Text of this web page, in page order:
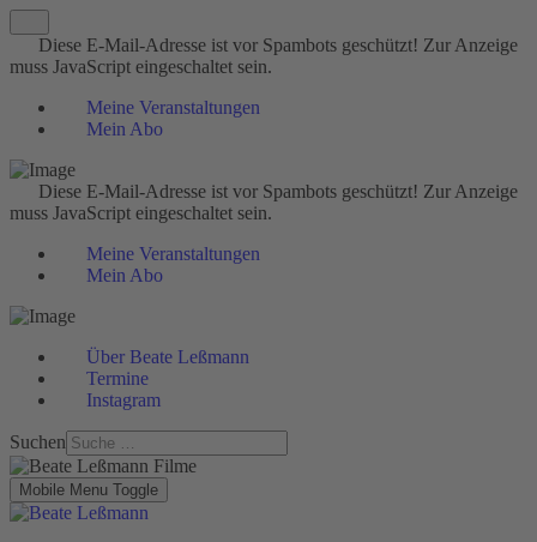
Diese E-Mail-Adresse ist vor Spambots geschützt! Zur Anzeige
muss JavaScript eingeschaltet sein.
Meine Veranstaltungen
Mein Abo
Diese E-Mail-Adresse ist vor Spambots geschützt! Zur Anzeige
muss JavaScript eingeschaltet sein.
Meine Veranstaltungen
Mein Abo
Über Beate Leßmann
Termine
Instagram
Suchen
Mobile Menu Toggle